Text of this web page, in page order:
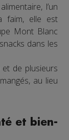
l’un
faim, elle est
Mont Blanc
dans les
et de plusieurs
au lieu
et bien-